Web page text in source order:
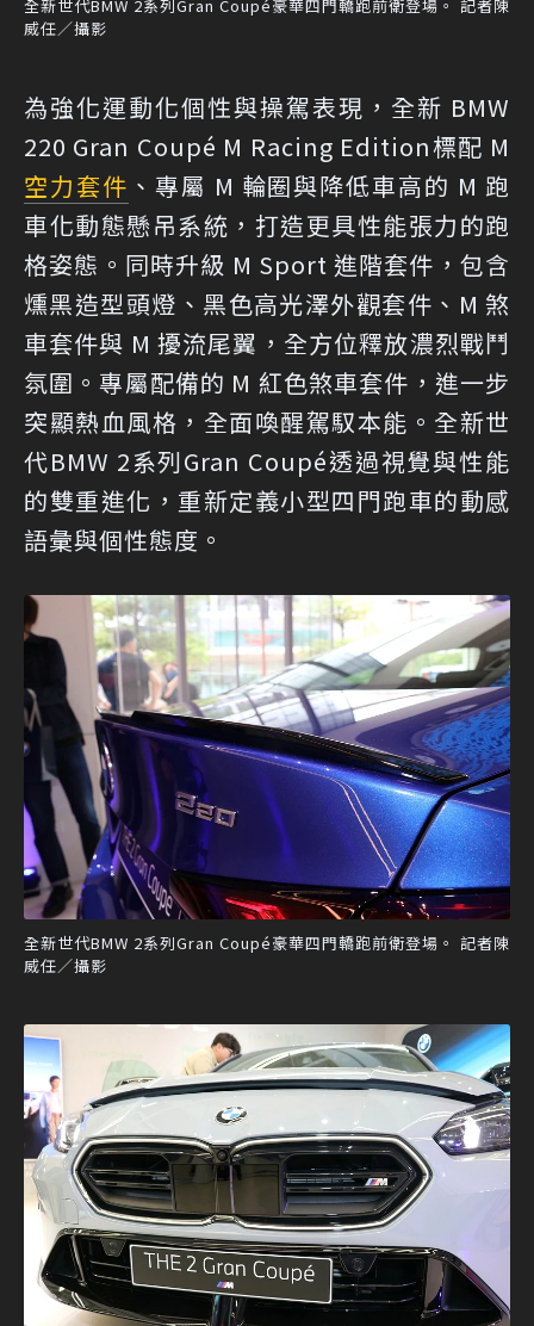
全新世代BMW 2系列Gran Coupé豪華四門轎跑前衛登場。 記者陳
威任／攝影
為強化運動化個性與操駕表現，全新 BMW
220 Gran Coupé M Racing Edition標配 M
空力套件 、專屬 M 輪圈與降低車高的 M 跑
車化動態懸吊系統，打造更具性能張力的跑
格姿態。同時升級 M Sport 進階套件，包含
燻黑造型頭燈、黑色高光澤外觀套件、M 煞
車套件與 M 擾流尾翼，全方位釋放濃烈戰鬥
氛圍。專屬配備的 M 紅色煞車套件，進一步
突顯熱血風格，全面喚醒駕馭本能。全新世
代BMW 2系列Gran Coupé透過視覺與性能
的雙重進化，重新定義小型四門跑車的動感
語彙與個性態度。
全新世代BMW 2系列Gran Coupé豪華四門轎跑前衛登場。 記者陳
威任／攝影